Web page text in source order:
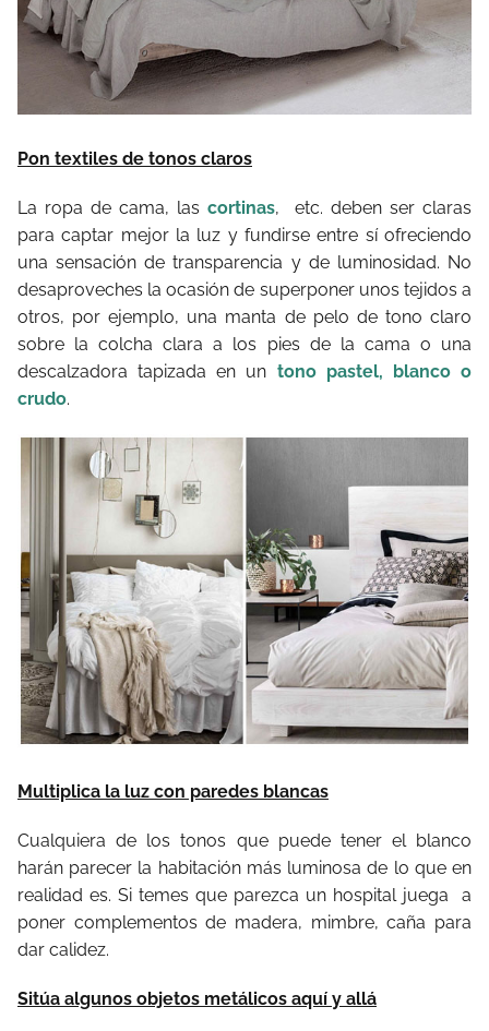
Pon textiles de tonos claros
La ropa de cama, las cortinas, etc. deben ser claras
para captar mejor la luz y fundirse entre sí ofreciendo
una sensación de transparencia y de luminosidad. No
desaproveches la ocasión de superponer unos tejidos a
otros, por ejemplo, una manta de pelo de tono claro
sobre la colcha clara a los pies de la cama o una
descalzadora tapizada en un tono pastel, blanco o
crudo.
Multiplica la luz con paredes blancas
Cualquiera de los tonos que puede tener el blanco
harán parecer la habitación más luminosa de lo que en
realidad es. Si temes que parezca un hospital juega a
poner complementos de madera, mimbre, caña para
dar calidez.
Sitúa algunos objetos metálicos aquí y allá